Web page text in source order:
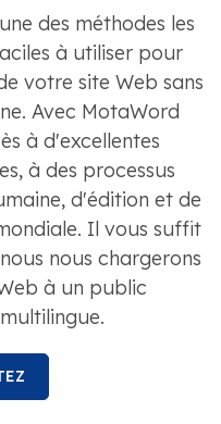
des méthodes les
à utiliser pour
votre site Web sans
Avec MotaWord
à d'excellentes
à des processus
d'édition et de
Il vous suffit
nous chargerons
à un public